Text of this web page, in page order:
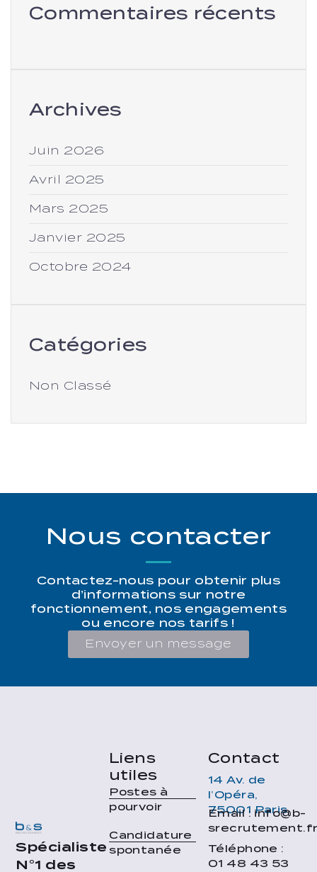
Commentaires récents
Archives
Juin 2026
Avril 2025
Mars 2025
Janvier 2025
Octobre 2024
Catégories
Non Classé
Nous contacter
Contactez-nous pour obtenir plus
d’informations sur notre
fonctionnement, nos engagements
ou encore nos tarifs !
Envoyer un message
Spécialiste
N°1 des
Liens
utiles
Postes à
pourvoir
Candidature
spontanée
Contact
14 Av. de
l’Opéra,
75001 Paris
Email : info@b-
Téléphone :
01 48 43 53